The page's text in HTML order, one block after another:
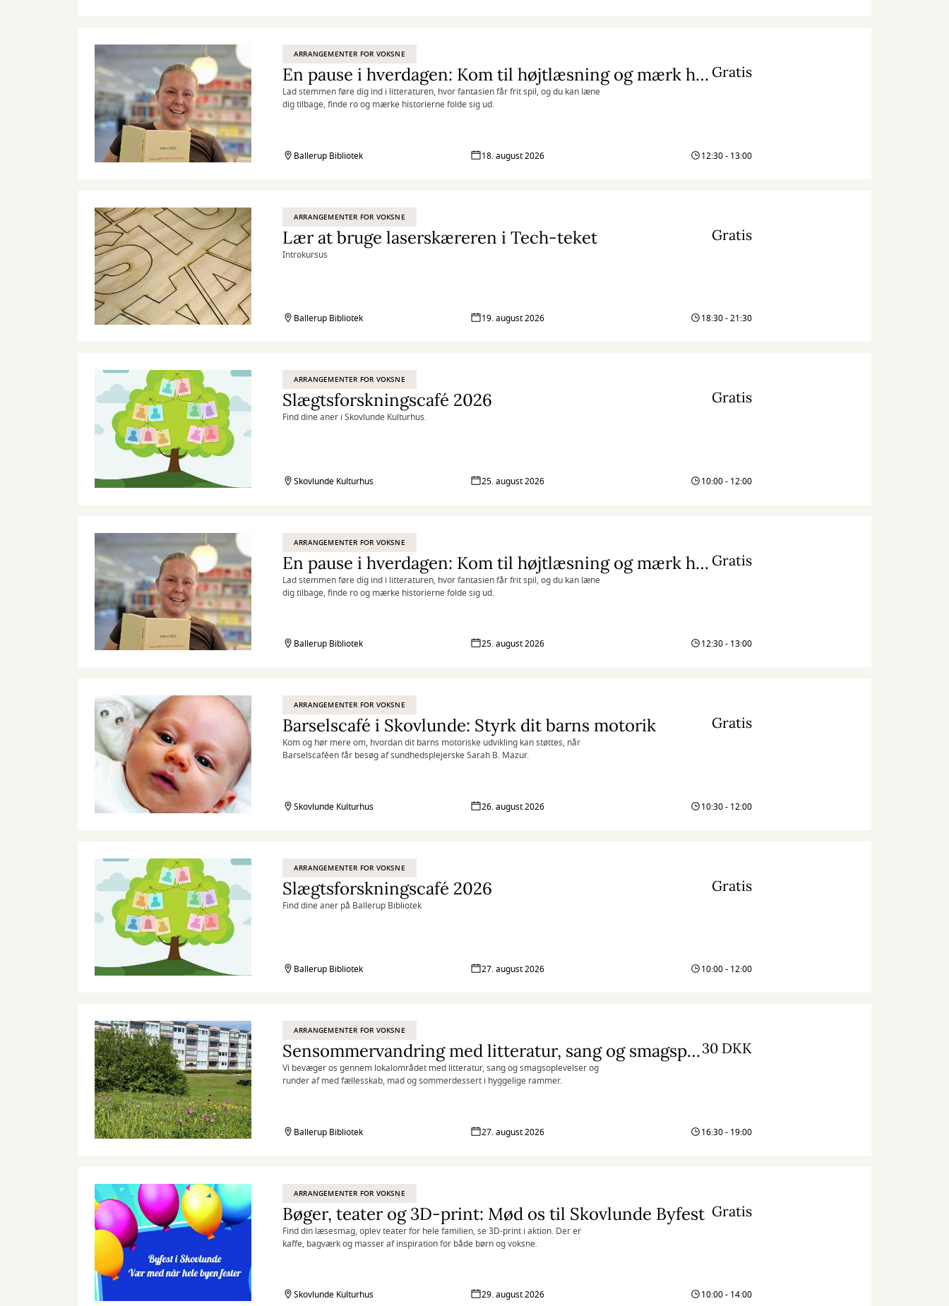
ARRANGEMENTER FOR VOKSNE
En pause i hverdagen: Kom til højtlæsning og mærk historiernes nærvær
Lad stemmen føre dig ind i litteraturen, hvor fantasien får frit spil, og du kan læne
dig tilbage, finde ro og mærke historierne folde sig ud.
Gratis
Ballerup Bibliotek 18. august 2026 12:30 - 13:00
ARRANGEMENTER FOR VOKSNE
Lær at bruge laserskæreren i Tech-teket
Introkursus
Gratis
Ballerup Bibliotek 19. august 2026 18:30 - 21:30
ARRANGEMENTER FOR VOKSNE
Slægtsforskningscafé 2026
Find dine aner i Skovlunde Kulturhus.
Gratis
Skovlunde Kulturhus 25. august 2026 10:00 - 12:00
ARRANGEMENTER FOR VOKSNE
En pause i hverdagen: Kom til højtlæsning og mærk historiernes nærvær
Lad stemmen føre dig ind i litteraturen, hvor fantasien får frit spil, og du kan læne
dig tilbage, finde ro og mærke historierne folde sig ud.
Gratis
Ballerup Bibliotek 25. august 2026 12:30 - 13:00
ARRANGEMENTER FOR VOKSNE
Barselscafé i Skovlunde: Styrk dit barns motorik
Kom og hør mere om, hvordan dit barns motoriske udvikling kan støttes, når
Barselscaféen får besøg af sundhedsplejerske Sarah B. Mazur.
Gratis
Skovlunde Kulturhus 26. august 2026 10:30 - 12:00
ARRANGEMENTER FOR VOKSNE
Slægtsforskningscafé 2026
Find dine aner på Ballerup Bibliotek
Gratis
Ballerup Bibliotek 27. august 2026 10:00 - 12:00
ARRANGEMENTER FOR VOKSNE
Sensommervandring med litteratur, sang og smagsprøver
Vi bevæger os gennem lokalområdet med litteratur, sang og smagsoplevelser og
runder af med fællesskab, mad og sommerdessert i hyggelige rammer.
30 DKK
Ballerup Bibliotek 27. august 2026 16:30 - 19:00
ARRANGEMENTER FOR VOKSNE
Bøger, teater og 3D-print: Mød os til Skovlunde Byfest
Find din læsesmag, oplev teater for hele familien, se 3D-print i aktion. Der er
kaffe, bagværk og masser af inspiration for både børn og voksne.
Gratis
Skovlunde Kulturhus 29. august 2026 10:00 - 14:00